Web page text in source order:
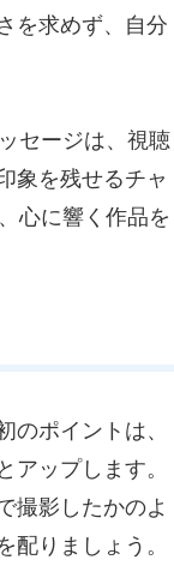
を求めず、自分
セージは、視聴
象を残せるチャ
心に響く作品を
ポイントは、
ップします。
撮影したかのよ
りましょう。